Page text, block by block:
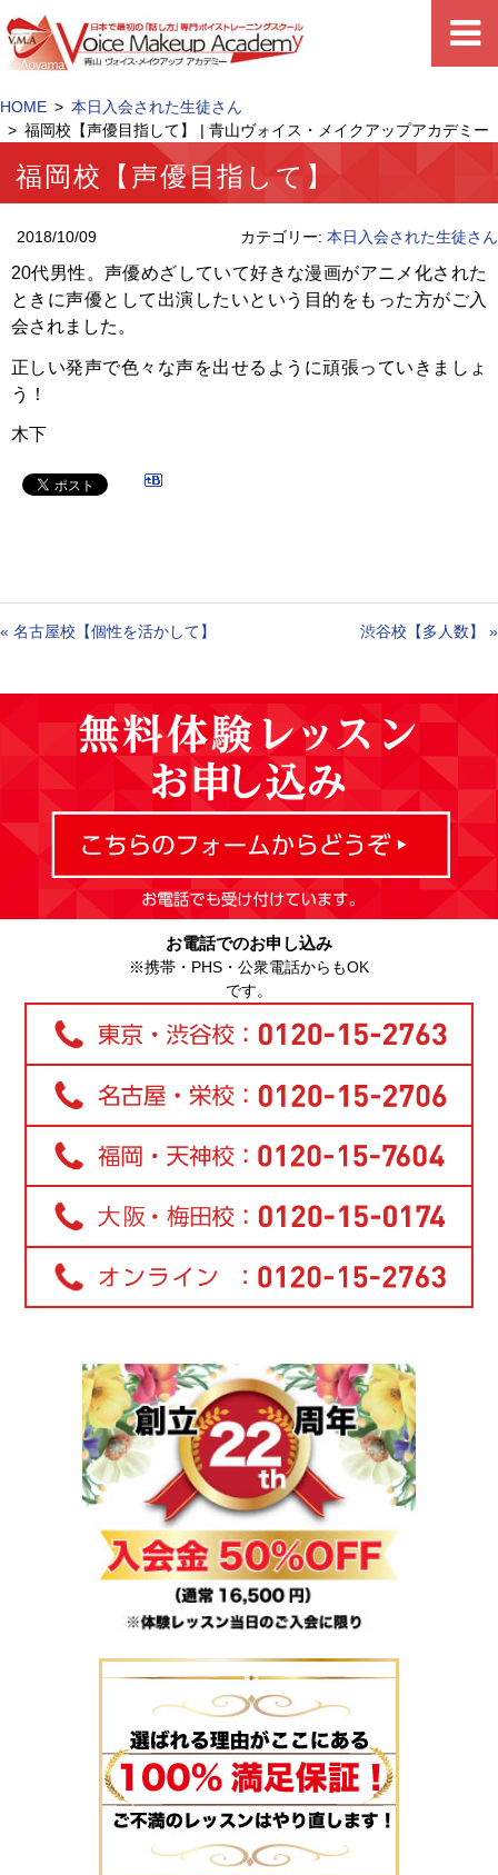
HOME
本日入会された生徒さん
福岡校【声優目指して】 | 青山ヴォイス・メイクアップアカデミー
福岡校【声優目指して】
2018/10/09 カテゴリー: 本日入会された生徒さん
20代男性。声優めざしていて好きな漫画がアニメ化された
ときに声優として出演したいという目的をもった方がご入
会されました。
正しい発声で色々な声を出せるように頑張っていきましょ
う！
木下
« 名古屋校【個性を活かして】 渋谷校【多人数】 »
お電話でのお申し込み
※携帯・PHS・公衆電話からもOK
です。